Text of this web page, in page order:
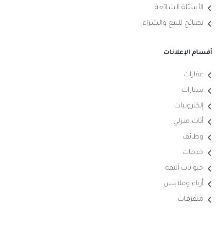
الأسئلة الشائعة
نصائح للبيع والشراء
أقسام الإعلانات
عقارات
سيارات
إلكترونيات
أثاث منزلي
وظائف
خدمات
حيوانات أليفة
أزياء وملابس
متفرقات